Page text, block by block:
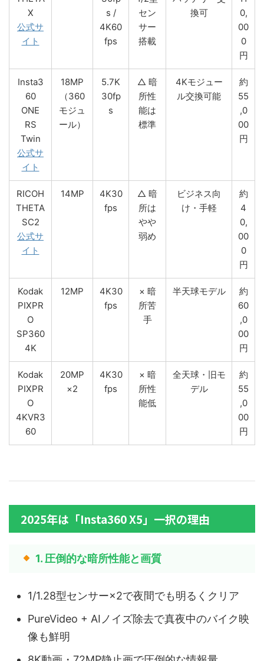
X
公式サ
イト
s /
4K60
fps
セン
サー
搭載
換可
0,
00
0
円
Insta3
60
ONE
RS
Twin
公式サ
イト
18MP
（360
モジュ
ール）
5.7K
30fp
s
△ 暗
所性
能は
標準
4Kモジュー
ル交換可能
約
55
,0
00
円
RICOH
THETA
SC2
公式サ
イト
14MP
4K30
fps
△ 暗
所は
やや
弱め
ビジネス向
け・手軽
約
4
0,
00
0
円
Kodak
PIXPR
O
SP360
4K
12MP
4K30
fps
× 暗
所苦
手
半天球モデル
約
60
,0
00
円
Kodak
PIXPR
O
4KVR3
60
20MP
×2
4K30
fps
× 暗
所性
能低
全天球・旧モ
デル
約
55
,0
00
円
2025年は「Insta360 X5」一択の理由
1. 圧倒的な暗所性能と画質
1/1.28型センサー×2で夜間でも明るくクリア
PureVideo + AIノイズ除去で真夜中のバイク映
像も鮮明